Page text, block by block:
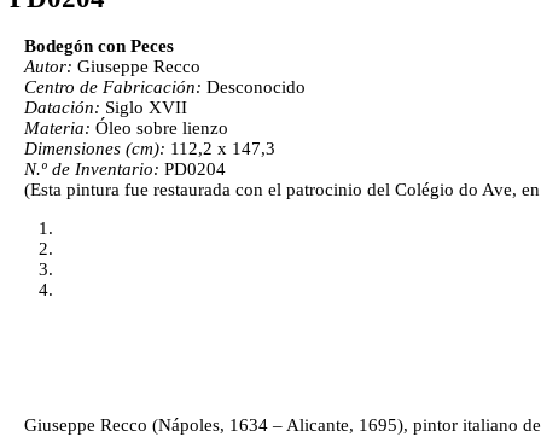
Bodegón con Peces
Autor: Giuseppe Recco
Centro de Fabricación: Desconocido
Datación: Siglo XVII
Materia: Óleo sobre lienzo
Dimensiones (cm): 112,2 x 147,3
N.º de Inventario: PD0204
(Esta pintura fue restaurada con el patrocinio del Colégio do Ave,
Giuseppe Recco (Nápoles, 1634 – Alicante, 1695), pintor italiano